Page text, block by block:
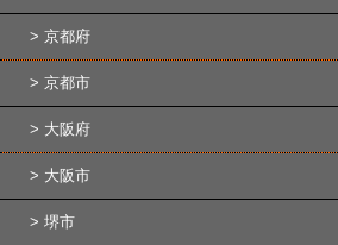
京都府
京都市
大阪府
大阪市
堺市